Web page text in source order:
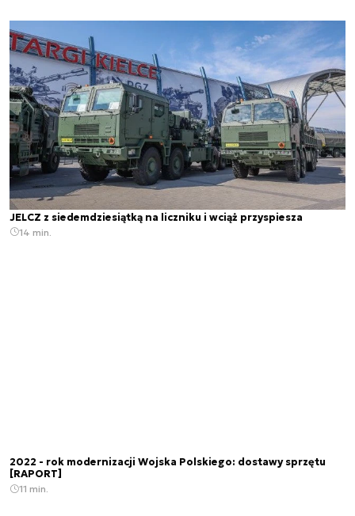
JELCZ z siedemdziesiątką na liczniku i wciąż przyspiesza
14 min.
2022 - rok modernizacji Wojska Polskiego: dostawy sprzętu
[RAPORT]
11 min.